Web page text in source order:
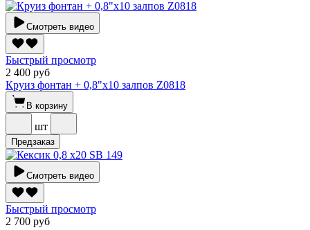
Смотреть видео
Быстрый просмотр
2 400 руб
Круиз фонтан + 0,8"х10 залпов Z0818
В корзину
шт
Предзаказ
Смотреть видео
Быстрый просмотр
2 700 руб